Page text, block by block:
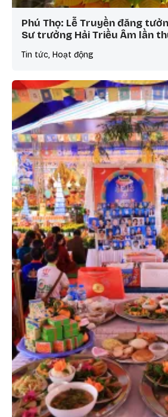
Phú Thọ: Lễ Truyền đăng
Sư trưởng Hải Triều Âm lần
Tin tức, Hoạt động